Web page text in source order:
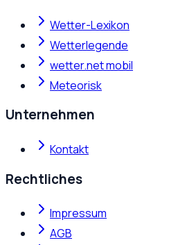
Wetter-Lexikon
Wetterlegende
wetter.net mobil
Meteorisk
Unternehmen
Kontakt
Rechtliches
Impressum
AGB